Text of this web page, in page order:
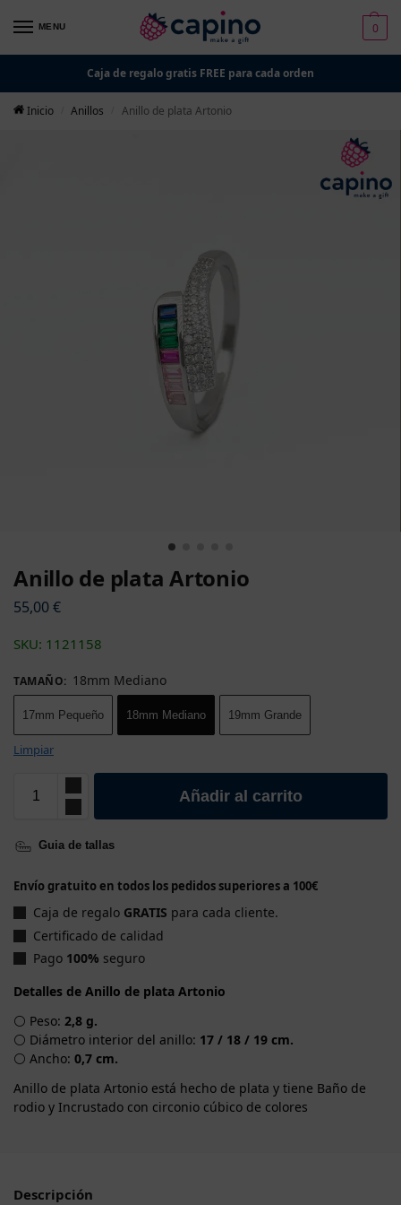
MENU 0
Caja de regalo gratis FREE para cada orden
Inicio Anillos Anillo de plata Artonio
Anillo de plata Artonio
55,00€
SKU: 1121158
TAMAÑO: 18mm Medianо
17mm Pequeñо 18mm Medianо 19mm Grande
Limpiar
Añadir al carrito
Guia de tallas
Envío gratuito en todos los pedidos superiores a 100€
Caja de regalo GRATIS para cada cliente.
Certificado de calidad
Pago 100% seguro
Detalles de Anillo de plata Artonio
⚪ Peso: 2,8 g.
⚪ Diámetro interior del anillo: 17 / 18 / 19 cm.
⚪ Ancho: 0,7 cm.
Anillo de plata Artonio está hecho de plata y tiene Baño de
rodio y Incrustado con circonio cúbico de colores
Descripción